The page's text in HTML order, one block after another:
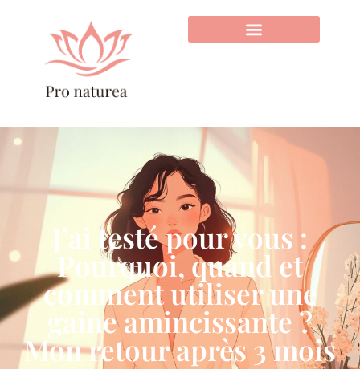
J’ai testé pour vous :
Pourquoi, quand et
comment utiliser une
gaine amincissante ?
Mon retour après 3 mois